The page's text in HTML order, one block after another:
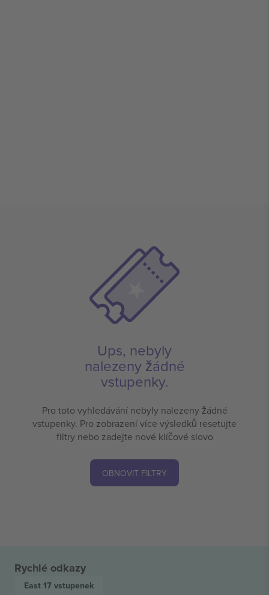
Ups, nebyly
nalezeny žádné
vstupenky.
Pro toto vyhledávání nebyly nalezeny žádné
vstupenky. Pro zobrazení více výsledků resetujte
filtry nebo zadejte nové klíčové slovo
OBNOVIT FILTRY
Rychlé odkazy
East 17 vstupenek